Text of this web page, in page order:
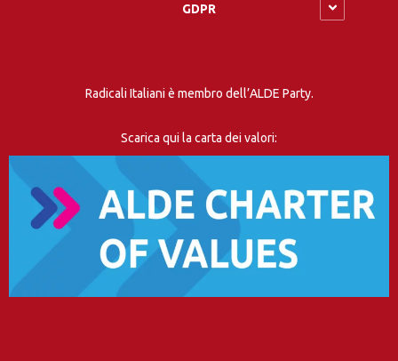
GDPR
Radicali Italiani è membro dell’ALDE Party.
Scarica qui la carta dei valori: